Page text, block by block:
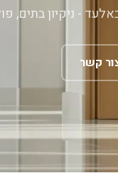
- ניקיון בתים,
קשר